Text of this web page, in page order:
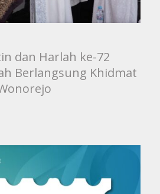
dan Harlah ke-72
Berlangsung Khidmat